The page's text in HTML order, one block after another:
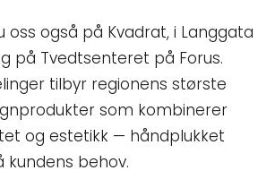
oss også på Kvadrat, i Langgata
på Tvedtsenteret på Forus.
tilbyr regionens største
som kombinerer
og estetikk — håndplukket
behov.